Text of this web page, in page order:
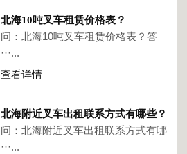
北海10吨叉车租赁价格表？
问：北海10吨叉车租赁价格表？答
···...
查看详情
北海附近叉车出租联系方式有哪些？
问：北海附近叉车出租联系方式有哪
···...